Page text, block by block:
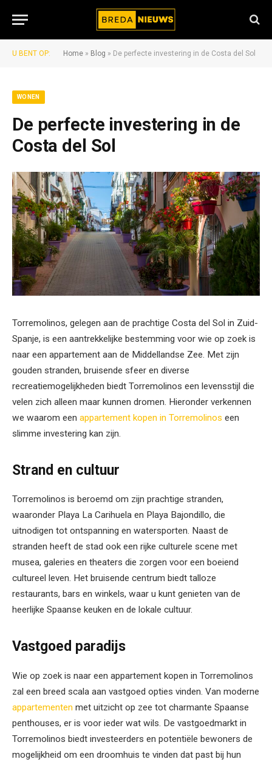
U BENT OP: Home » Blog » De perfecte investering in de Costa del Sol
WONEN
De perfecte investering in de
Costa del Sol
Torremolinos, gelegen aan de prachtige Costa del Sol in Zuid-
Spanje, is een aantrekkelijke bestemming voor wie op zoek is
naar een appartement aan de Middellandse Zee. Met zijn
gouden stranden, bruisende sfeer en diverse
recreatiemogelijkheden biedt Torremolinos een levensstijl die
velen zich alleen maar kunnen dromen. Hieronder verkennen
we waarom een appartement kopen in Torremolinos een
slimme investering kan zijn.
Strand en cultuur
Torremolinos is beroemd om zijn prachtige stranden,
waaronder Playa La Carihuela en Playa Bajondillo, die
uitnodigen tot ontspanning en watersporten. Naast de
stranden heeft de stad ook een rijke culturele scene met
musea, galeries en theaters die zorgen voor een boeiend
cultureel leven. Het bruisende centrum biedt talloze
restaurants, bars en winkels, waar u kunt genieten van de
heerlijke Spaanse keuken en de lokale cultuur.
Vastgoed paradijs
Wie op zoek is naar een appartement kopen in Torremolinos
zal een breed scala aan vastgoed opties vinden. Van moderne
appartementen met uitzicht op zee tot charmante Spaanse
penthouses, er is voor ieder wat wils. De vastgoedmarkt in
Torremolinos biedt investeerders en potentiële bewoners de
mogelijkheid om een droomhuis te vinden dat past bij hun